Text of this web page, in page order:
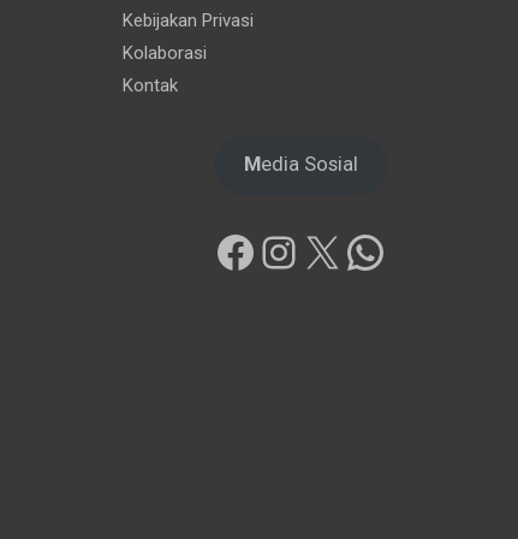
Kebijakan Privasi
Kolaborasi
Kontak
Media Sosial
Facebook
Instagram
X